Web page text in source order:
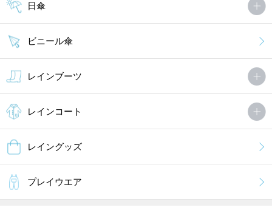
日傘
ビニール傘
レインブーツ
レインコート
レイングッズ
プレイウエア